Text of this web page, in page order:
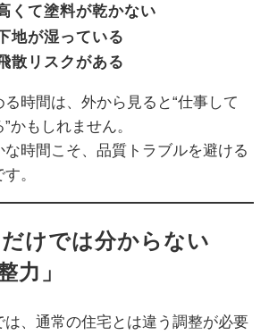
くて塗料が乾かない
地が湿っている
散リスクがある
時間は、外から見ると“仕事して
かもしれません。
時間こそ、品質トラブルを避ける
。
けでは分からない
力」
、通常の住宅とは違う調整が必要